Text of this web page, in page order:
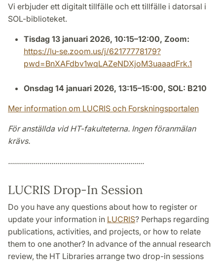
Vi erbjuder ett digitalt tillfälle och ett tillfälle i datorsal i
SOL-biblioteket.
Tisdag 13 januari 2026, 10:15–12:00, Zoom:
https://lu-se.zoom.us/j/62177778179?
pwd=BnXAFdbv1wqLAZeNDXjoM3uaaadFrk.1
Onsdag 14 januari 2026, 13:15–15:00, SOL: B210
Mer information om LUCRIS och Forskningsportalen
För anställda vid HT-fakulteterna. Ingen föranmälan
krävs.
.....................................................................
LUCRIS Drop-In Session
Do you have any questions about how to register or
update your information in LUCRIS? Perhaps regarding
publications, activities, and projects, or how to relate
them to one another? In advance of the annual research
review, the HT Libraries arrange two drop-in sessions